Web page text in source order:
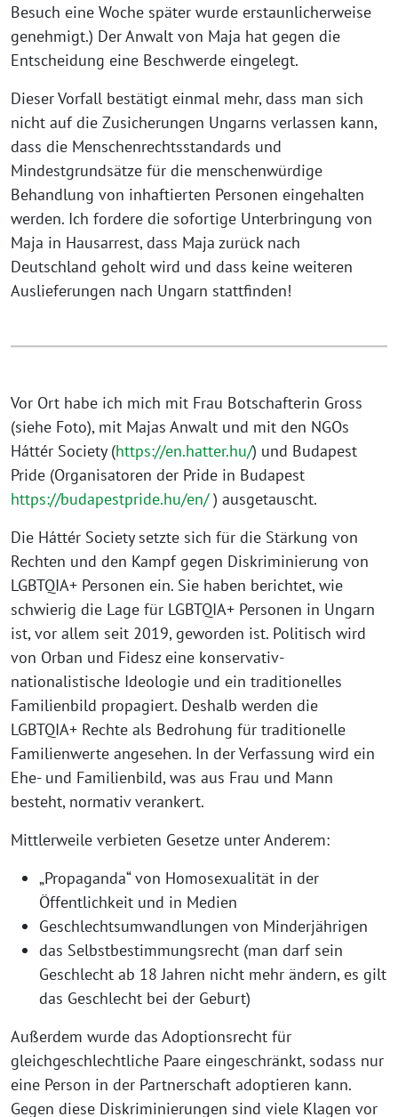
Besuch eine Woche später wurde erstaunlicherweise
genehmigt.) Der Anwalt von Maja hat gegen die
Entscheidung eine Beschwerde eingelegt.
Dieser Vorfall bestätigt einmal mehr, dass man sich
nicht auf die Zusicherungen Ungarns verlassen kann,
dass die Menschenrechtsstandards und
Mindestgrundsätze für die menschenwürdige
Behandlung von inhaftierten Personen eingehalten
werden. Ich fordere die sofortige Unterbringung von
Maja in Hausarrest, dass Maja zurück nach
Deutschland geholt wird und dass keine weiteren
Auslieferungen nach Ungarn stattfinden!
Vor Ort habe ich mich mit Frau Botschafterin Gross
(siehe Foto), mit Majas Anwalt und mit den NGOs
Háttér Society (https://en.hatter.hu/) und Budapest
Pride (Organisatoren der Pride in Budapest
https://budapestpride.hu/en/) ausgetauscht.
Die Háttér Society setzte sich für die Stärkung von
Rechten und den Kampf gegen Diskriminierung von
LGBTQIA+ Personen ein. Sie haben berichtet, wie
schwierig die Lage für LGBTQIA+ Personen in Ungarn
ist, vor allem seit 2019, geworden ist. Politisch wird
von Orban und Fidesz eine konservativ-
nationalistische Ideologie und ein traditionelles
Familienbild propagiert. Deshalb werden die
LGBTQIA+ Rechte als Bedrohung für traditionelle
Familienwerte angesehen. In der Verfassung wird ein
Ehe- und Familienbild, was aus Frau und Mann
besteht, normativ verankert.
Mittlerweile verbieten Gesetze unter Anderem:
„Propaganda“ von Homosexualität in der
Öffentlichkeit und in Medien
Geschlechtsumwandlungen von Minderjährigen
das Selbstbestimmungsrecht (man darf sein
Geschlecht ab 18 Jahren nicht mehr ändern, es gilt
das Geschlecht bei der Geburt)
Außerdem wurde das Adoptionsrecht für
gleichgeschlechtliche Paare eingeschränkt, sodass nur
eine Person in der Partnerschaft adoptieren kann.
Gegen diese Diskriminierungen sind viele Klagen vor